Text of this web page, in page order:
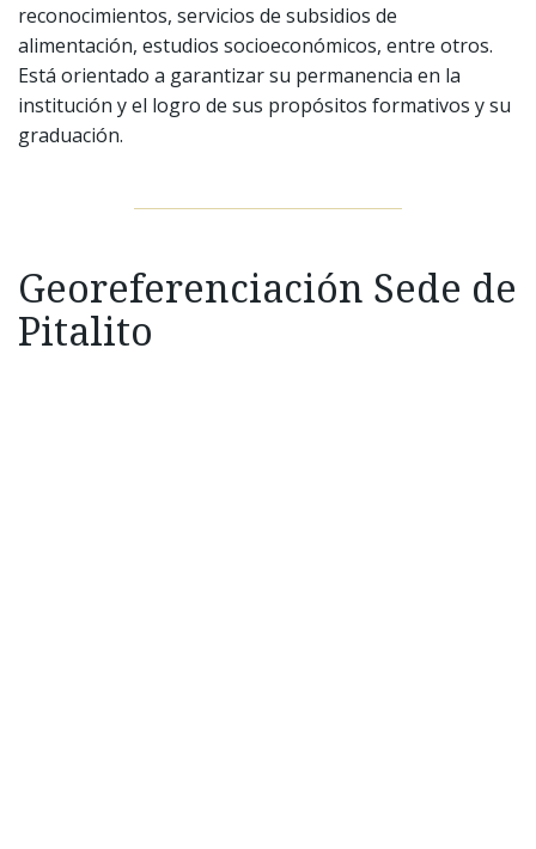
reconocimientos, servicios de subsidios de
alimentación, estudios socioeconómicos, entre otros.
Está orientado a garantizar su permanencia en la
institución y el logro de sus propósitos formativos y su
graduación.
Georeferenciación Sede de
Pitalito